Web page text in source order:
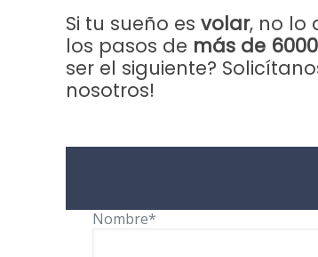
Si tu sueño esvolar, no lo
los pasos de más de
ser el siguiente?
nosotros!
Nombre*